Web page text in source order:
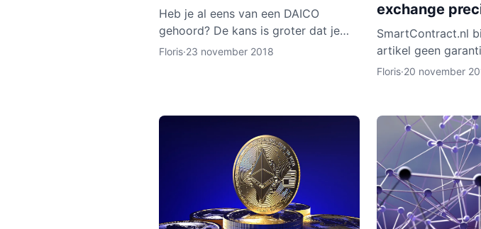
Heb je al eens van een DAICO
gehoord? De kans is groter dat je
van een DAO of een ICO hebt
Floris·23 november 2018
exchange
SmartContract.nl
artikel geen
De handelaar is
Floris·20 november